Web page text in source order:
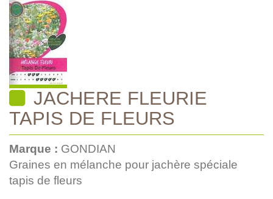
JACHERE FLEURIE
TAPIS DE FLEURS
Marque : GONDIAN
Graines en mélanche pour jachère spéciale
tapis de fleurs